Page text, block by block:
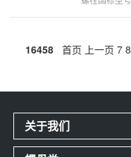
8007.2-
16458 首页 上一页 7 8
关于我们